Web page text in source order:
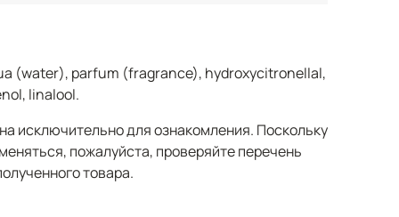
(water), parfum (fragrance), hydroxycitronellal,
linalool.
исключительно для ознакомления. Поскольку
пожалуйста, проверяйте перечень
товара.